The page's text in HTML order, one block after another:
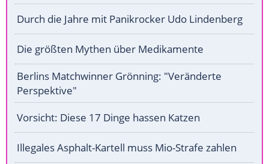
Durch die Jahre mit Panikrocker Udo Lindenberg
Die größten Mythen über Medikamente
Berlins Matchwinner Grönning: "Veränderte
Perspektive"
Vorsicht: Diese 17 Dinge hassen Katzen
Illegales Asphalt-Kartell muss Mio-Strafe zahlen